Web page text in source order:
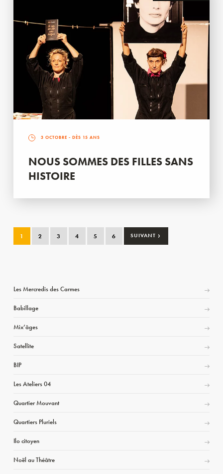
3 OCTOBRE - DÈS 15 ANS
NOUS SOMMES DES FILLES SANS
HISTOIRE
1 2 3 4 5 6 SUIVANT ›
Les Mercredis des Carmes
Babillage
Mix’âges
Satellite
BIP
Les Ateliers 04
Quartier Mouvant
Quartiers Pluriels
Ilo citoyen
Noël au Théâtre